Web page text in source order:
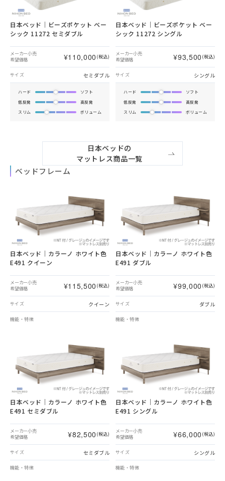
日本ベッド｜ビーズポケット ベー
シック 11272 セミダブル
メーカー小売
希望価格
¥110,000 (税込)
サイズ セミダブル
ハード
ソフト
低反発
高反発
スリム
ボリューム
日本ベッド｜ビーズポケット ベー
シック 11272 シングル
メーカー小売
希望価格
¥93,500 (税込)
サイズ シングル
ハード
ソフト
低反発
高反発
スリム
ボリューム
日本ベッドの
マットレス商品一覧
ベッドフレーム
日本ベッド｜カラーノ ホワイト色
E491 クイーン
メーカー小売
希望価格
¥115,500 (税込)
サイズ クイーン
機能・特徴
日本ベッド｜カラーノ ホワイト色
E491 ダブル
メーカー小売
希望価格
¥99,000 (税込)
サイズ ダブル
機能・特徴
日本ベッド｜カラーノ ホワイト色
E491 セミダブル
メーカー小売
希望価格
¥82,500 (税込)
サイズ セミダブル
機能・特徴
日本ベッド｜カラーノ ホワイト色
E491 シングル
メーカー小売
希望価格
¥66,000 (税込)
サイズ シングル
機能・特徴